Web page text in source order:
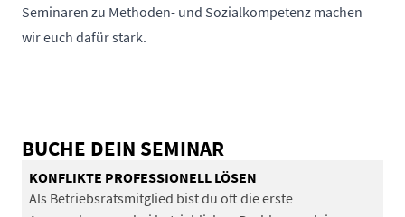
Seminaren zu Methoden- und Sozialkompetenz machen
wir euch dafür stark.
BUCHE DEIN SEMINAR
KONFLIKTE PROFESSIONELL LÖSEN
Als Betriebsratsmitglied bist du oft die erste